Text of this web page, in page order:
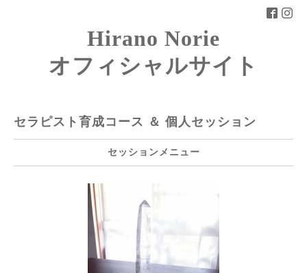
Hirano Norie
オフィシャルサイト
セラピスト育成コース ＆ 個人セッション
セッションメニュー